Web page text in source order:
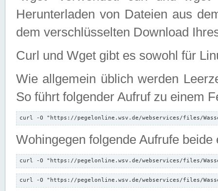
Herunterladen von Dateien aus
dem verschlüsselten Download
Curl und Wget gibt es sowohl für
Wie allgemein üblich werden
So führt folgender Aufruf zu einem
curl -O "https://pegelonline.wsv.de/webservices/files/
Wohingegen folgende Aufrufe beide
curl -O "https://pegelonline.wsv.de/webservices/files/
curl -O "https://pegelonline.wsv.de/webservices/files/